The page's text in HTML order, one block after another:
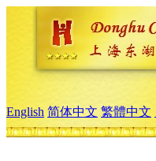
English 简体中文 繁體中文